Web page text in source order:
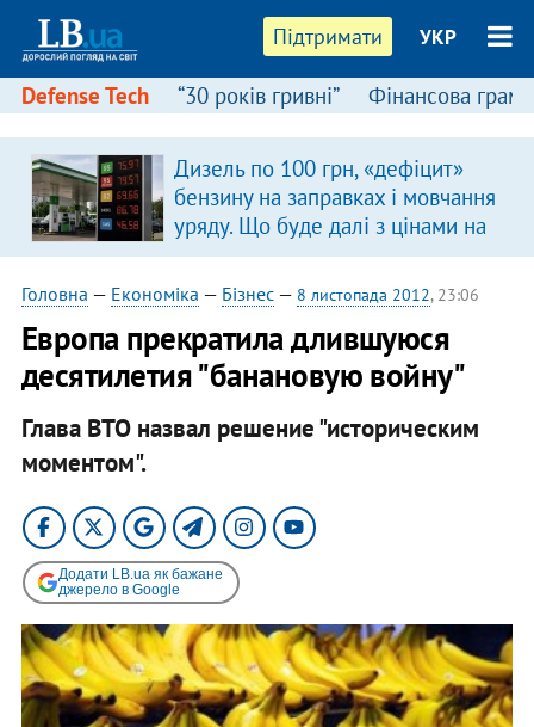
Підтримати УКР
Defense Tech “30 років гривні” Фінансова
Дизель по 100 грн, «дефіцит»
бензину на заправках і мовчання
уряду. Що буде далі з цінами на
пальне?
Головна — Економіка — Бізнес— 8 листопада 2012, 23:06
Европа прекратила длившуюся
десятилетия "банановую войну"
Глава ВТО назвал решение "историческим
моментом".
Додати LB.ua як бажане
джерело в Google